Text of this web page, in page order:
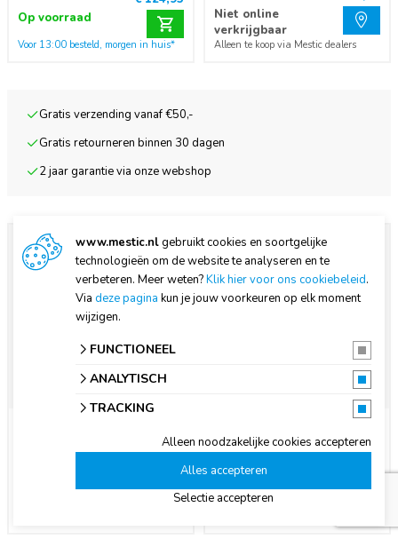
Op voorraad
Voor 13:00 besteld, morgen in huis*
Niet online
verkrijgbaar
Alleen te koop via Mestic dealers
Gratis verzending vanaf €50,-
Gratis retourneren binnen 30 dagen
2 jaar garantie via onze webshop
Zonnepaneel
€ 153,60
Niet online
Op voorraad
www.mestic.nlgebruikt cookies en soortgelijke
technologieën om de website te analyseren en te
verbeteren. Meer weten?Klik hier voor ons cookiebeleid.
Via deze pagina kun je jouw voorkeuren op elk moment
wijzigen.
FUNCTIONEEL
ANALYTISCH
TRACKING
Selectie accepteren
Alles accepteren
Alleen noodzakelijke cookies accepteren